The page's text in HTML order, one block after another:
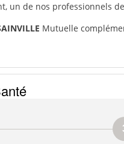
un de nos professionnels
Mutuelle